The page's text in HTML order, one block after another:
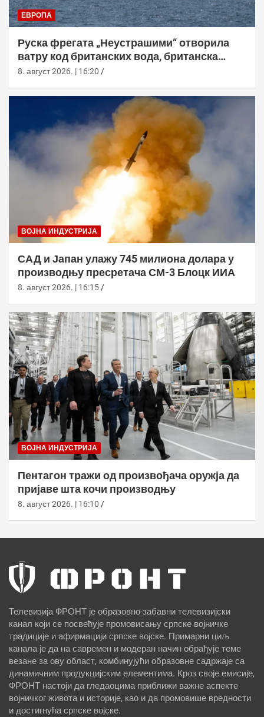
ЕВРОПА
Руска фрегата „Неустрашими“ отворила
ватру код британских вода, британска
морнарица појачала праћење
8. август 2026. | 16:20
ВОЈНА ИНДУСТРИЈА
САД и Јапан улажу 745 милиона долара у
производњу пресретача СМ-3 Блоцк ИИА
8. август 2026. | 16:15
ВОЈНА ИНДУСТРИЈА
Пентагон тражи од произвођача оружја да
пријаве шта кочи производњу
8. август 2026. | 16:10
Телевизија ФРОНТ је образовно-забавни телевизијски
канал који се посвећује промовисању српске војничке
традиције и афирмацији српске војске. Примарни циљ
канала је да на савремен и модеран начин обрађује теме
везане за ову област, комбинујући образовне садржаје са
динамичним продукцијским елементима. Кроз своје емисије,
ФРОНТ настоји да гледаоцима приближи важне аспекте
војничког живота и историје, као и да промовише вредности
и достигнућа српске војске.